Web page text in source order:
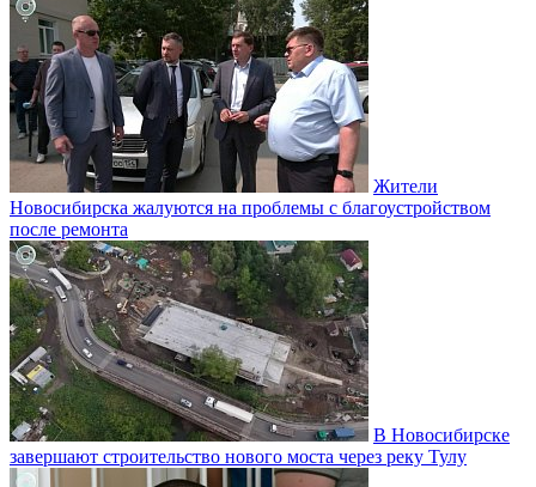
Жители
Новосибирска жалуются на проблемы с благоустройством
после ремонта
В Новосибирске
завершают строительство нового моста через реку Тулу